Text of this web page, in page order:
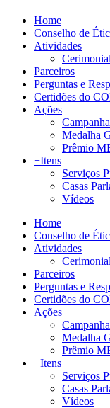
Home
Conselho de
Atividades
Parceiros
Perguntas e
Certidões do
Ações
Medalha
Prêmio
+Itens
Serviços
Casas
Vídeos
Home
Conselho de
Atividades
Parceiros
Perguntas e
Certidões do
Ações
Medalha
Prêmio
+Itens
Serviços
Casas
Vídeos